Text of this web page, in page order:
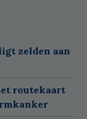
zelden aan
routekaart